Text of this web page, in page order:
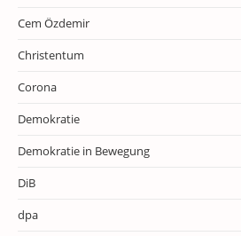
Cem Özdemir
Christentum
Corona
Demokratie
Demokratie in Bewegung
DiB
dpa